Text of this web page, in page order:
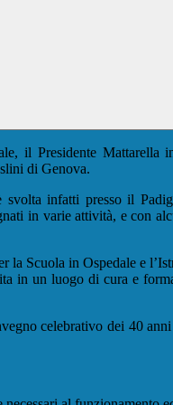
il Presidente Mattarella
di Genova.
infatti presso il
in varie attività, e
Scuola in Ospedale e
in un luogo di cura e
celebrativo dei 40